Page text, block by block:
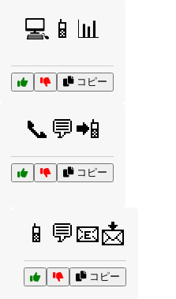
💻📱📊
コピー
📞💬📲
コピー
📱💬📧📩
コピー